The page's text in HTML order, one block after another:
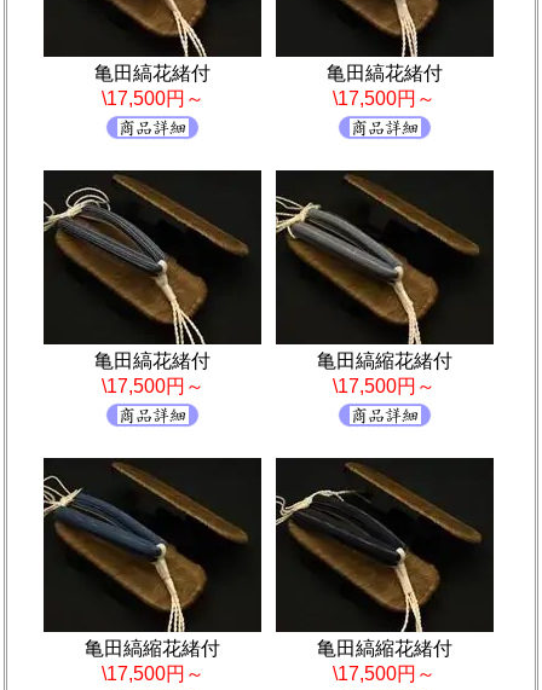
亀田縞花緒付
\17,500円～
亀田縞花緒付
\17,500円～
亀田縞花緒付
\17,500円～
亀田縞縮花緒付
\17,500円～
亀田縞縮花緒付
\17,500円～
亀田縞縮花緒付
\17,500円～